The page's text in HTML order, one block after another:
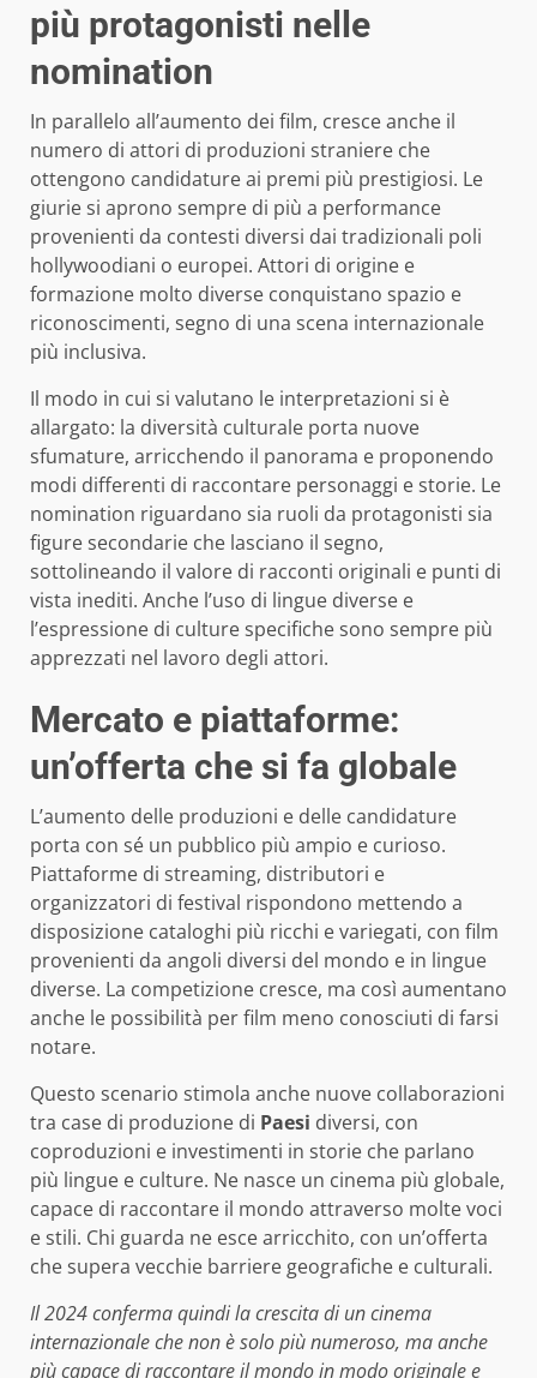
più protagonisti nelle
nomination
In parallelo all’aumento dei film, cresce anche il
numero di attori di produzioni straniere che
ottengono candidature ai premi più prestigiosi. Le
giurie si aprono sempre di più a performance
provenienti da contesti diversi dai tradizionali poli
hollywoodiani o europei. Attori di origine e
formazione molto diverse conquistano spazio e
riconoscimenti, segno di una scena internazionale
più inclusiva.
Il modo in cui si valutano le interpretazioni si è
allargato: la diversità culturale porta nuove
sfumature, arricchendo il panorama e proponendo
modi differenti di raccontare personaggi e storie. Le
nomination riguardano sia ruoli da protagonisti sia
figure secondarie che lasciano il segno,
sottolineando il valore di racconti originali e punti di
vista inediti. Anche l’uso di lingue diverse e
l’espressione di culture specifiche sono sempre più
apprezzati nel lavoro degli attori.
Mercato e piattaforme:
un’offerta che si fa globale
L’aumento delle produzioni e delle candidature
porta con sé un pubblico più ampio e curioso.
Piattaforme di streaming, distributori e
organizzatori di festival rispondono mettendo a
disposizione cataloghi più ricchi e variegati, con film
provenienti da angoli diversi del mondo e in lingue
diverse. La competizione cresce, ma così aumentano
anche le possibilità per film meno conosciuti di farsi
notare.
Questo scenario stimola anche nuove collaborazioni
tra case di produzione di Paesi diversi, con
coproduzioni e investimenti in storie che parlano
più lingue e culture. Ne nasce un cinema più globale,
capace di raccontare il mondo attraverso molte voci
e stili. Chi guarda ne esce arricchito, con un’offerta
che supera vecchie barriere geografiche e culturali.
Il 2024 conferma quindi la crescita di un cinema
internazionale che non è solo più numeroso, ma anche
più capace di raccontare il mondo in modo originale e